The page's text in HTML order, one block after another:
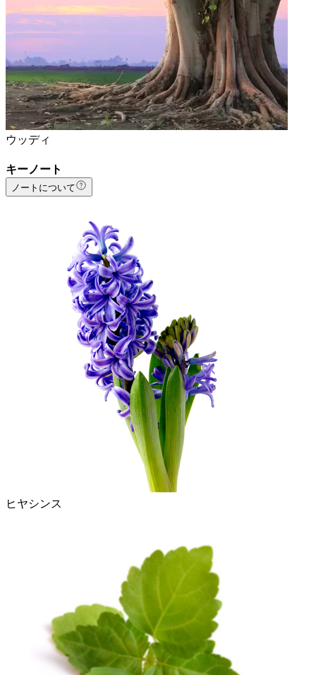
ウッディ
キーノート
ノートについて
ヒヤシンス